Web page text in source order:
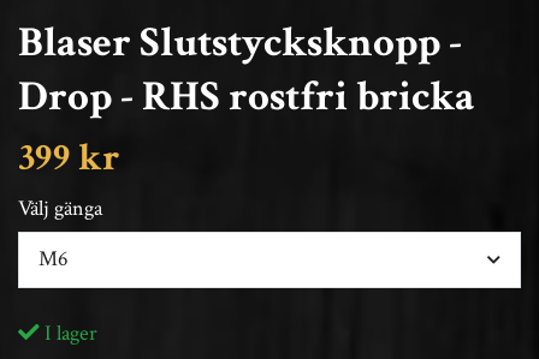
Blaser Slutstycksknopp -
Drop - RHS rostfri bricka
399 kr
Välj gänga
M6
I lager